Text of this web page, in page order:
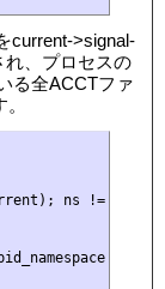
current->signal-
、プロセスの
る全ACCTファ
ns != NULL;
*ns)